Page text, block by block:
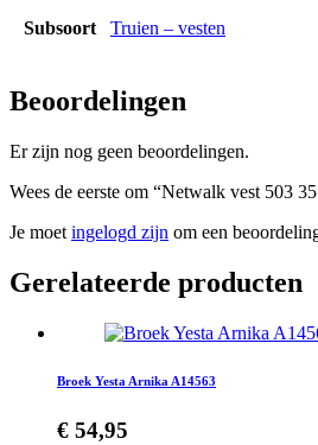
Subsoort Truien – vesten
Beoordelingen
Er zijn nog geen beoordelingen.
Wees de eerste om “Netwalk vest 503
Je moet ingelogd zijn om een
Gerelateerde producten
Broek Yesta Arnika A14563
€ 54,95